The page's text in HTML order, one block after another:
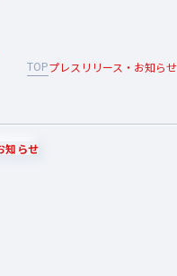
TOPプレスリリース・お知らせ
知らせ